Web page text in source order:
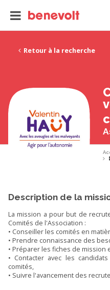
Retour à la recherche
Description de la
La mission a pour but de
Comités de l'Association :
• Conseiller les comités en
• Prendre connaissance des
• Préparer les fiches de mission
• Contacter avec les
comités,
• Suivre l'avancement des